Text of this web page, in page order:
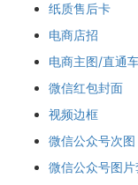
纸质售后卡
电商店招
电商主图/直通
微信红包封面
视频边框
微信公众号次图
微信公众号图片